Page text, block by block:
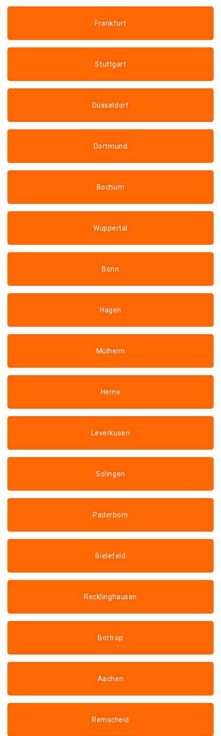
Frankfurt
Stuttgart
Düsseldorf
Dortmund
Bochum
Wuppertal
Bonn
Hagen
Mülheim
Herne
Leverkusen
Solingen
Paderborn
Bielefeld
Recklinghausen
Bottrop
Aachen
Remscheid